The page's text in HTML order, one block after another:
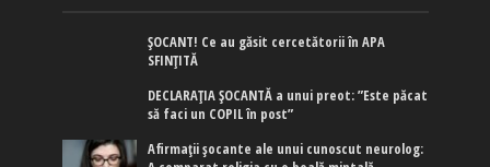
ȘOCANT! Ce au găsit cercetătorii în APA
SFINȚITĂ
DECLARAȚIA ȘOCANTĂ a unui preot: ”Este păcat
să faci un COPIL în post”
Afirmaţii şocante ale unui cunoscut neurolog: